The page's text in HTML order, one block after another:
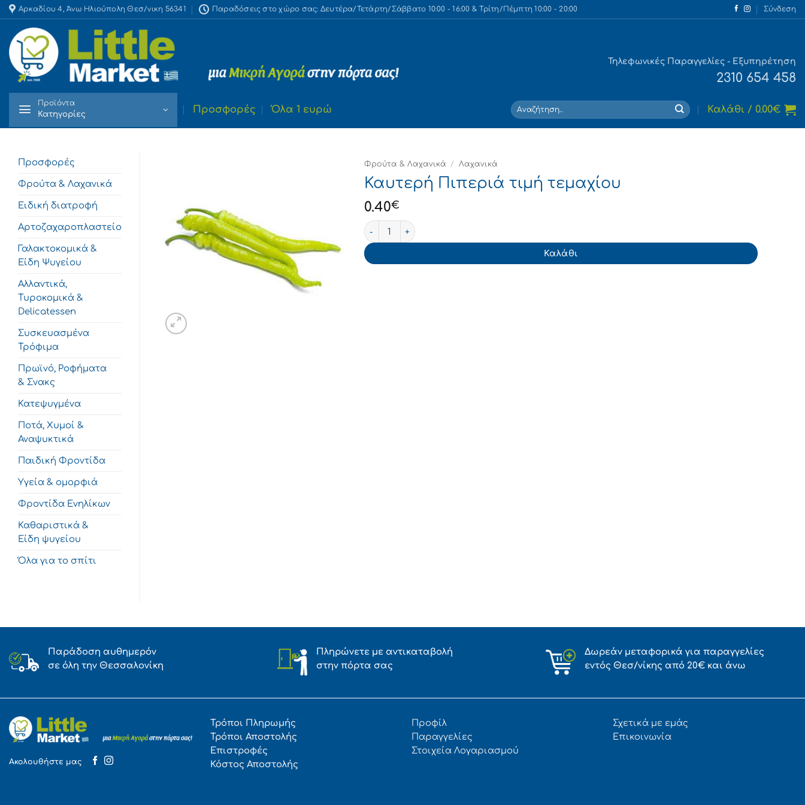
Skip
to
content
Αρκαδίου 4, Άνω Ηλιούπολη Θεσ/νικη 56341 Παραδόσεις στο χώρο σας: Δευτέρα/Τετάρτη/Σάββατο 10:00 - 16:00 & Τρίτη/Πέμπτη 10:00 - 20:00 Σύνδεση
Τηλεφωνικές Παραγγελίες - Εξυπηρέτηση
2310 654 458
Προϊόντα
Κατηγορίες Προσφορές Όλα 1 ευρώ
Αναζήτηση
για:
Καλάθι / 0.00€
Προσφορές
Φρούτα & Λαχανικά
Ειδική διατροφή
Αρτοζαχαροπλαστείο
Γαλακτοκομικά &
Είδη Ψυγείου
Αλλαντικά,
Τυροκομικά &
Delicatessen
Συσκευασμένα
Τρόφιμα
Πρωϊνό, Ροφήματα
& Σνακς
Κατεψυγμένα
Ποτά, Χυμοί &
Αναψυκτικά
Παιδική Φροντίδα
Υγεία & ομορφιά
Φροντίδα Ενηλίκων
Καθαριστικά &
Είδη ψυγείου
Όλα για το σπίτι
Φρούτα & Λαχανικά / Λαχανικά
Καυτερή Πιπεριά τιμή τεμαχίου
0.40€
Καυτερή Πιπεριά τιμή τεμαχίου ποσότητα
Καλάθι
Παράδοση αυθημερόν
σε όλη την Θεσσαλονίκη
Πληρώνετε με αντικαταβολή
στην πόρτα σας
Δωρεάν μεταφορικά για παραγγελίες
εντός Θεσ/νίκης από 20€ και άνω
Ακολουθήστε μας
Τρόποι Πληρωμής
Τρόποι Αποστολής
Επιστροφές
Κόστος Αποστολής
Προφίλ
Παραγγελίες
Στοιχεία Λογαριασμού
Σχετικά με εμάς
Επικοινωνία